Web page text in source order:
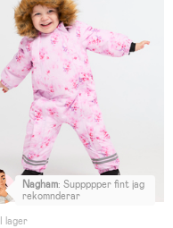
I lager
Nagham: Suppppper fint jag
rekomnderar